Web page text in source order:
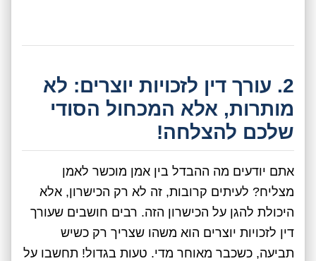
2. עורך דין לזכויות יוצרים: לא
מותרות, אלא המכחול הסודי
שלכם להצלחה!
אתם יודעים מה ההבדל בין אמן מוכשר לאמן
מצליח? לעיתים קרובות, זה לא רק הכישרון, אלא
היכולת להגן על הכישרון הזה. רבים חושבים שעורך
דין לזכויות יוצרים הוא משהו שצריך רק כשיש
תביעה, כשכבר מאוחר מדי. טעות בגדול! תחשבו על